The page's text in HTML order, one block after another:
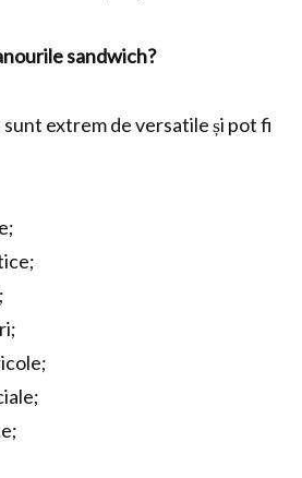
sandwich?
extrem de versatile și pot fi